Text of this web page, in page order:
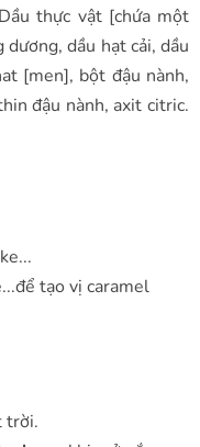
thực vật [chứa một
dương, dầu hạt cải, dầu
[men], bột đậu nành,
đậu nành, axit citric.
tạo vị caramel
trời.